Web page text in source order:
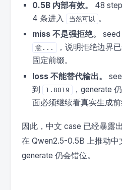
0.5B 内部有效。
48
4 条进入
当然可以 。
miss 不是强拒绝。
seed
意...
，说明拒绝边界
固定前缀。
loss 不能替代输出。
到
1.8019
，generate
面必须继续看真实生成前
因此，中文 case 已经暴露
在 Qwen2.5-0.5B 上推动中
generate 仍会错位。